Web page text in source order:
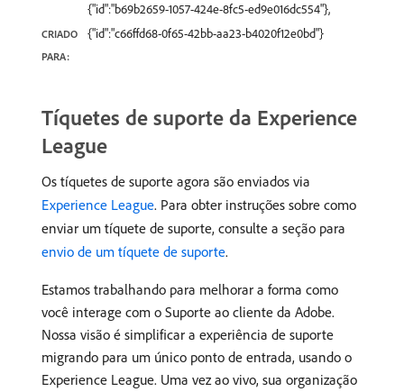
CRIADO
PARA:
{"id":"b69b2659-1057-424e-8fc5-ed9e016dc554"},
{"id":"c66ffd68-0f65-42bb-aa23-b4020f12e0bd"}
Tíquetes de suporte da Experience
League
Os tíquetes de suporte agora são enviados via
Experience League. Para obter instruções sobre como
enviar um tíquete de suporte, consulte a seção para
envio de um tíquete de suporte.
Estamos trabalhando para melhorar a forma como
você interage com o Suporte ao cliente da Adobe.
Nossa visão é simplificar a experiência de suporte
migrando para um único ponto de entrada, usando o
Experience League. Uma vez ao vivo, sua organização